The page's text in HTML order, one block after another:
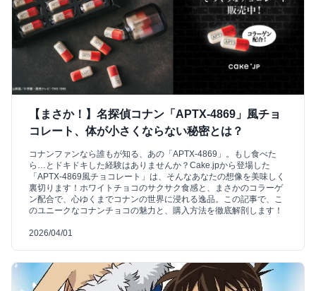
【まさか！】名探偵コナン「APTX-4869」風チョ
コレート、体が小さくならない秘密とは？
コナンファンなら誰もが知る、あの「APTX-4869」。もし食べた
ら…とドキドキした経験はありませんか？Cake.jpから登場した
「APTX-4869風チョコレート」は、そんなあなたの想像を美味しく
裏切ります！ホワイトチョコのサクサク食感と、まさかのコラーゲ
ン配合で、心ゆくまでコナンの世界に浸れる逸品。この記事で、こ
のユニークなコナンチョコの魅力と、購入方法を徹底解剖します！
2026/04/01